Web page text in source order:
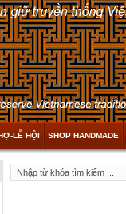
LỄ HỘI SHOP HANDMADE